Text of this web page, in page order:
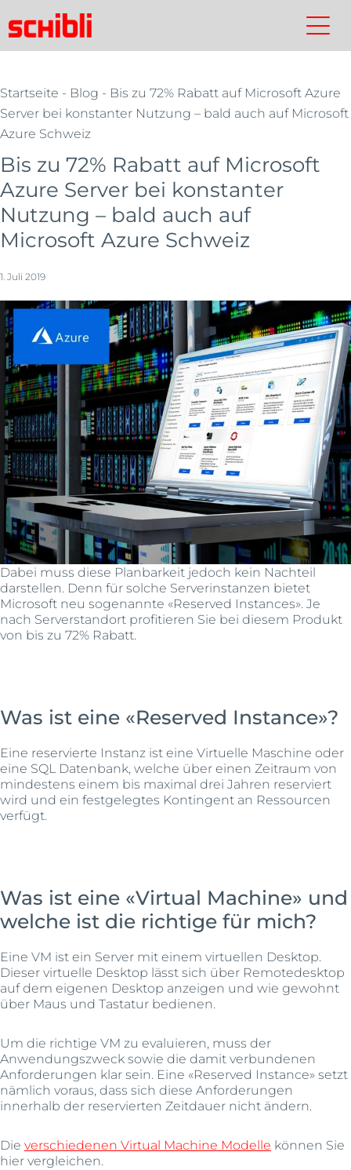
to
main
Schibli-
Kontakt Suchen
Startseite - Blog - Bis zu 72% Rabatt auf Microsoft Azure
Server bei konstanter Nutzung – bald auch auf Microsoft
Azure Schweiz
Bis zu 72% Rabatt auf Microsoft
Azure Server bei konstanter
Nutzung – bald auch auf
Microsoft Azure Schweiz
1. Juli 2019
Dabei muss diese Planbarkeit jedoch kein Nachteil
darstellen. Denn für solche Serverinstanzen bietet
Microsoft neu sogenannte «Reserved Instances». Je
nach Serverstandort profitieren Sie bei diesem Produkt
von bis zu 72% Rabatt.
Was ist eine «Reserved Instance»?
Eine reservierte Instanz ist eine Virtuelle Maschine oder
eine SQL Datenbank, welche über einen Zeitraum von
mindestens einem bis maximal drei Jahren reserviert
wird und ein festgelegtes Kontingent an Ressourcen
verfügt.
Was ist eine «Virtual Machine» und
welche ist die richtige für mich?
Eine VM ist ein Server mit einem virtuellen Desktop.
Dieser virtuelle Desktop lässt sich über Remotedesktop
auf dem eigenen Desktop anzeigen und wie gewohnt
über Maus und Tastatur bedienen.
Um die richtige VM zu evaluieren, muss der
Anwendungszweck sowie die damit verbundenen
Anforderungen klar sein. Eine «Reserved Instance» setzt
nämlich voraus, dass sich diese Anforderungen
innerhalb der reservierten Zeitdauer nicht ändern.
Die verschiedenen Virtual Machine Modelle können Sie
hier vergleichen.